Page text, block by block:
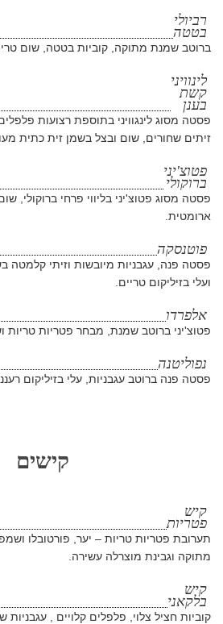
רביולי
בטטה
ברוטב שמנת מתוקה, קוביות בטטה, שום טרי,
לינוויני
קשת
בענן
פסטה מסוג לינגוויני בתוספת רצועות
זיתים שחורים, שום ובצל בשמן זית כתית
פטוצ'יני
ברוקולי
פסטה מסוג פטוצ'יני בליווי פרחי ברוקולי,
ארומטית.
פוטנסקה
פסטה פנה, עגבניות מיובשות וזיתי קלמטה
ועלי בזיליקום טריים.
אלפרדו
פטוצ'יני ברוטב שמנת, מבחר פטריות טריות
נפוליטנה
פסטה פנה ברוטב עגבניות, עלי בזיליקום
קישים
קיש
פטריות
תערובת פטריות טריות – יער, פורטובלו
מתוקה וגבינת מוצרלה עשירה.
קיש
בלקאני
קוביות חציל צלוי, פלפלים קלויים , עגבניות